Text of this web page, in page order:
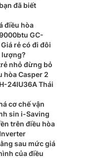
đã biết
điều hòa
GC-
rẻ có đi đôi
lượng?
nhỏ đừng bỏ
hòa Casper 2
24IU36A Thái
cơ chế vận
sin i-Saving
trên điều hòa
sau mức giá
của điều